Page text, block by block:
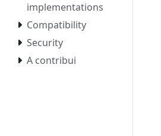
implementations
Compatibility
Security
A contribui